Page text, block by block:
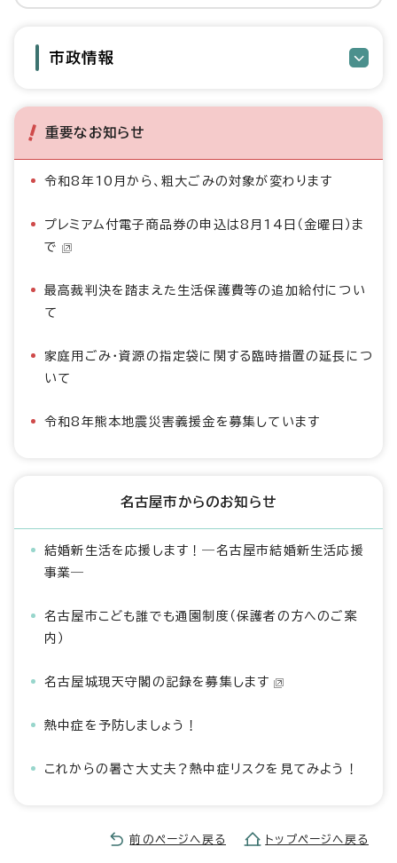
市政情報
重要なお知らせ
令和8年10月から、粗大ごみの対象が変わります
プレミアム付電子商品券の申込は8月14日（金曜日）ま
で
最高裁判決を踏まえた生活保護費等の追加給付につい
て
家庭用ごみ・資源の指定袋に関する臨時措置の延長につ
いて
令和8年熊本地震災害義援金を募集しています
名古屋市からのお知らせ
結婚新生活を応援します！―名古屋市結婚新生活応援
事業―
名古屋市こども誰でも通園制度（保護者の方へのご案
内）
名古屋城現天守閣の記録を募集します
熱中症を予防しましょう！
これからの暑さ大丈夫？熱中症リスクを見てみよう！
前のページへ戻る トップページへ戻る